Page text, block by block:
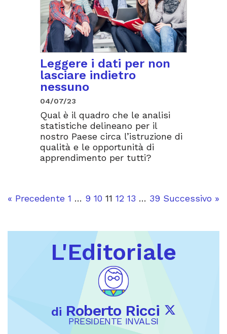
Leggere i dati per non
lasciare indietro
nessuno
04/07/23
Qual è il quadro che le analisi
statistiche delineano per il
nostro Paese circa l’istruzione di
qualità e le opportunità di
apprendimento per tutti?
« Precedente 1 … 9 10 11 12 13 … 39 Successivo »
L'Editoriale
di Roberto Ricci
PRESIDENTE INVALSI